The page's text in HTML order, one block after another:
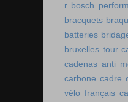
r bosch
bracquets
batteries
bruxelles tour
cadenas anti
carbone cadre
vélo français